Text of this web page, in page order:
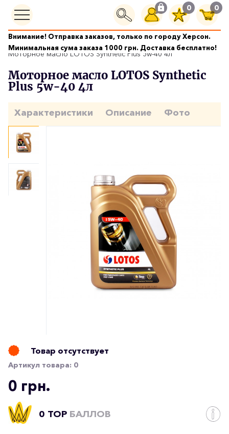
0 0
Внимание! Отправка заказов, только по городу Херсон.
Минимальная сума заказа 1000 грн. Доставка бесплатно!
Моторные масла
Моторное масло LOTOS Synthetic Plus 5w-40 4л
Моторное масло LOTOS Synthetic
Plus 5w-40 4л
Характеристики Описание Фото
Товар отсутствует
Артикул товара: 0
0 грн.
0 TOP БАЛЛОВ